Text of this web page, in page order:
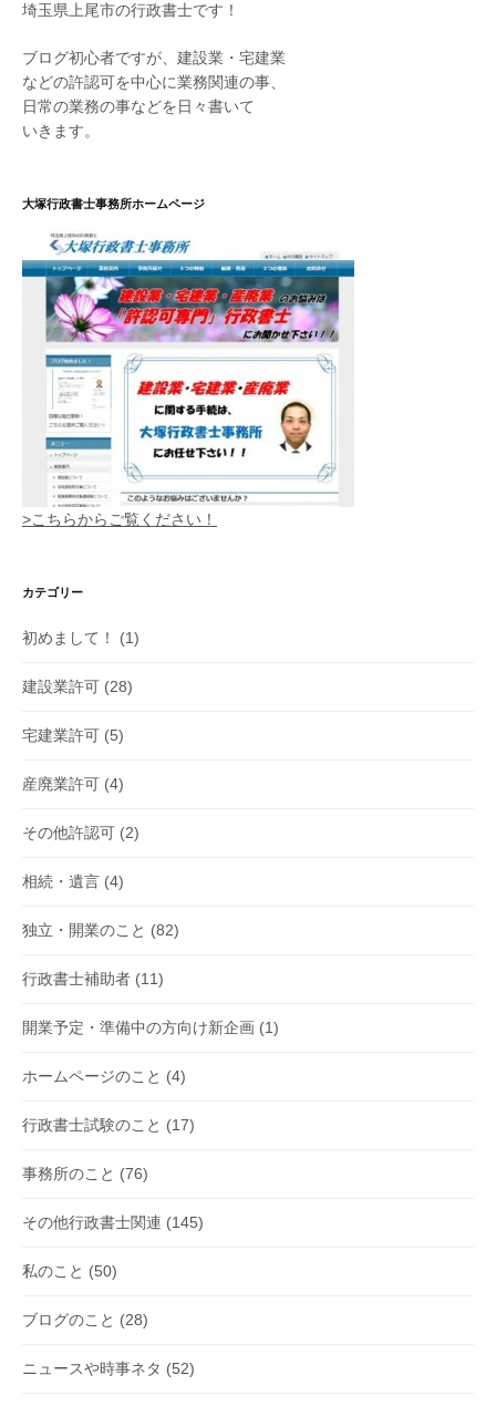
埼玉県上尾市の行政書士です！
ブログ初心者ですが、建設業・宅建業
などの許認可を中心に業務関連の事、
日常の業務の事などを日々書いて
いきます。
大塚行政書士事務所ホームページ
>こちらからご覧ください！
カテゴリー
初めまして！ (1)
建設業許可 (28)
宅建業許可 (5)
産廃業許可 (4)
その他許認可 (2)
相続・遺言 (4)
独立・開業のこと (82)
行政書士補助者 (11)
開業予定・準備中の方向け新企画 (1)
ホームページのこと (4)
行政書士試験のこと (17)
事務所のこと (76)
その他行政書士関連 (145)
私のこと (50)
ブログのこと (28)
ニュースや時事ネタ (52)